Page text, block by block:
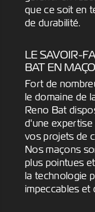
que ce soit en
de durabilité.
LE SAVOIR-
BAT EN
Fort de
le domaine de
Reno Bat
d'une
vos projets de
Nos maçons
plus pointues
la technologie
impeccables et